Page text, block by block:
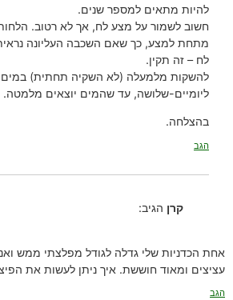
להיות מתאים למספר שנים.
חשוב לשמור על מצע לח, אך לא רטוב.
מתחת למצע, כך שאם השכבה העליונה
לח – זה תקין.
להשקות מלמעלה (לא השקיה תחתית) במים
ליומיים-שלושה, עד שהמים יוצאים מלמטה.
בהצלחה.
הגב
קרן הגיב:
עציצים ומאוד חוששת. איך ניתן לעשות את
הגב